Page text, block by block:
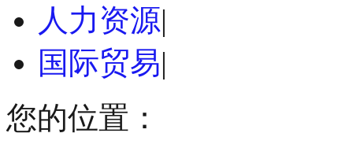
人力资源|
国际贸易|
您的位置：